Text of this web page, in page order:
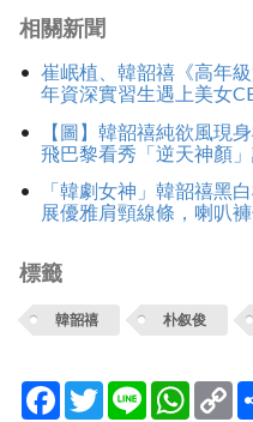
相關新聞
崔岷植、韓韶禧《高年
年資深實習生遇上美女
【圖】韓韶禧純欲風現
飛巴黎看秀「逆天神顏
「韓劇女神」韓韶禧黑
展優雅肩頸線條，喇叭
標籤
韓韶禧 朴叙俊
Facebook
TwitterLine